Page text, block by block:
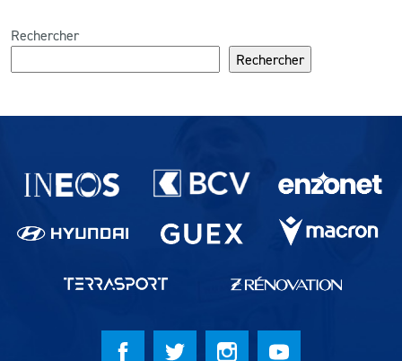
Rechercher
Rechercher
Partenaires du lausanne-Sport